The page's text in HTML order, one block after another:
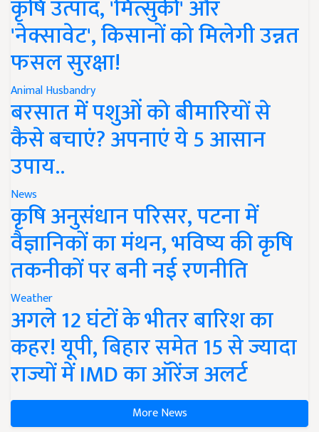
कृषि उत्पाद, 'मित्सुकी' और
'नेक्सावेट', किसानों को मिलेगी उन्नत
फसल सुरक्षा!
Animal Husbandry
बरसात में पशुओं को बीमारियों से
कैसे बचाएं? अपनाएं ये 5 आसान
उपाय..
News
कृषि अनुसंधान परिसर, पटना में
वैज्ञानिकों का मंथन, भविष्य की कृषि
तकनीकों पर बनी नई रणनीति
Weather
अगले 12 घंटों के भीतर बारिश का
कहर! यूपी, बिहार समेत 15 से ज्यादा
राज्यों में IMD का ऑरेंज अलर्ट
More News